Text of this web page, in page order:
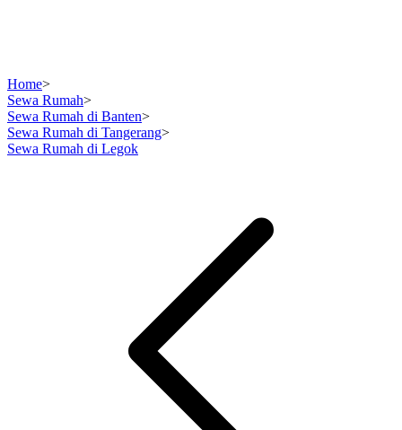
Home>
Sewa Rumah>
Sewa Rumah di Banten>
Sewa Rumah di Tangerang>
Sewa Rumah di Legok